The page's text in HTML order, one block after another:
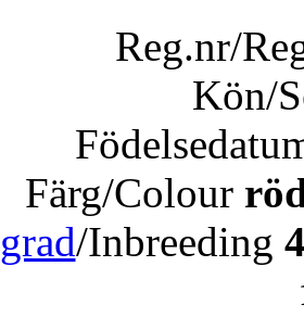
Reg.nr/
Kön/
Färg/Colour
/Inbreeding